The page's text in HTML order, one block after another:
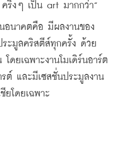
ครึ่งๆ เป็น art มากกว่า”
นาคตคือ มีผลงานของ
ระมูลคริสตีส์ทุกครั้ง ด้วย
ดยเฉพาะงานโมเดิร์นอาร์ต
ต์ และมีเซสชั่นประมูลงาน
ยโดยเฉพาะ